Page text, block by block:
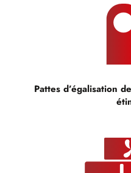
Pattes d’égalisation